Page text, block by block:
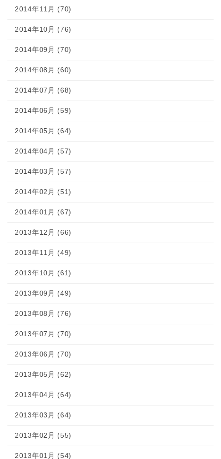
2014年11月 (70)
2014年10月 (76)
2014年09月 (70)
2014年08月 (60)
2014年07月 (68)
2014年06月 (59)
2014年05月 (64)
2014年04月 (57)
2014年03月 (57)
2014年02月 (51)
2014年01月 (67)
2013年12月 (66)
2013年11月 (49)
2013年10月 (61)
2013年09月 (49)
2013年08月 (76)
2013年07月 (70)
2013年06月 (70)
2013年05月 (62)
2013年04月 (64)
2013年03月 (64)
2013年02月 (55)
2013年01月 (54)